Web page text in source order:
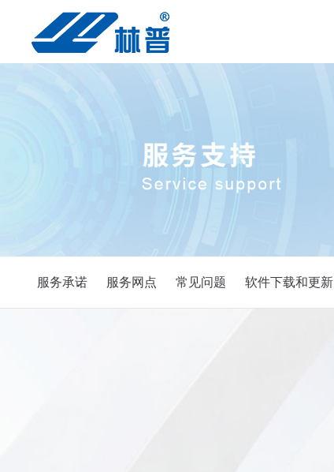
服务承诺 服务网点 常见问题 软件下载和更新